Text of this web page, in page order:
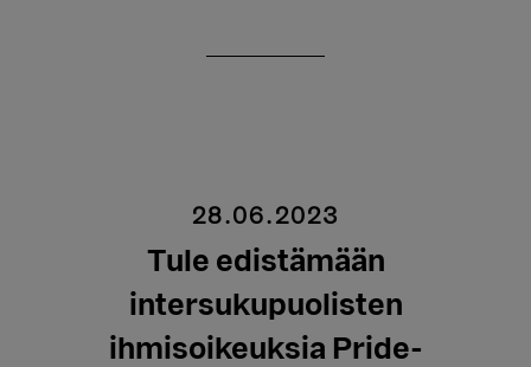
28.06.2023
Tule edistämään
intersukupuolisten
ihmisoikeuksia Pride-